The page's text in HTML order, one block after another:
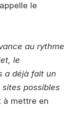
le
au rythme
le
a déjà fait un
possibles
à mettre en